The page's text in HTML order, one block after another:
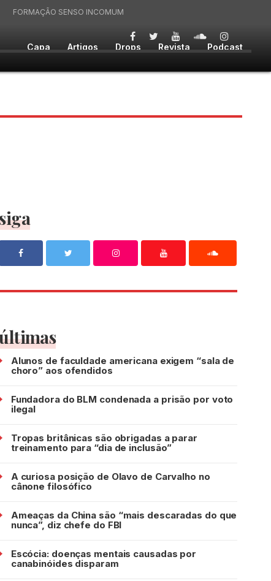
Capa Artigos Drops Revista Podcast
FORMAÇÃO SENSO INCOMUM
Alunos de faculdade americana exigem “sala de
choro” aos ofendidos
Fundadora do BLM condenada a prisão por voto
ilegal
Tropas britânicas são obrigadas a parar
treinamento para “dia de inclusão”
A curiosa posição de Olavo de Carvalho no
cânone filosófico
Ameaças da China são “mais descaradas do que
nunca”, diz chefe do FBI
Escócia: doenças mentais causadas por
canabinóides disparam